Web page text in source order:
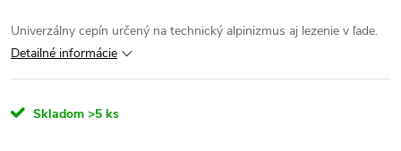
Univerzálny cepín určený na technický alpinizmus aj lezenie v ľade.
Detailné informácie
Skladom >5 ks